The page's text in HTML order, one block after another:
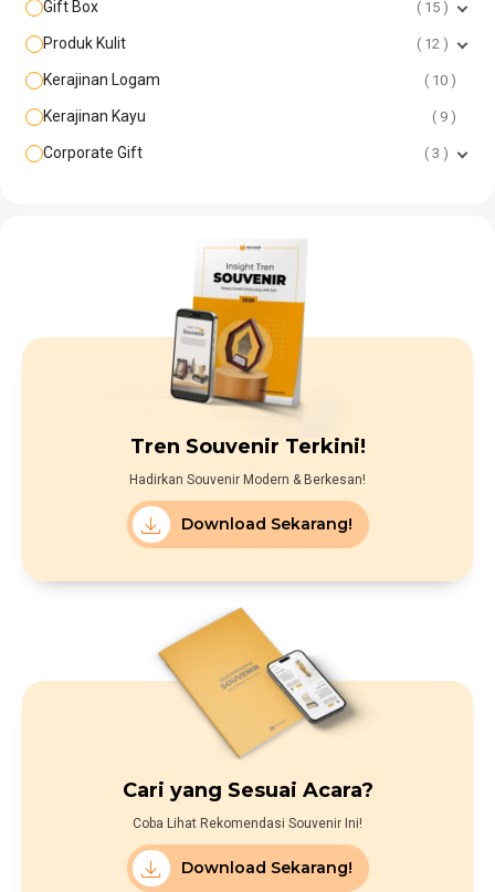
Gift Box 15
Produk Kulit 12
Kerajinan Logam 10
Kerajinan Kayu 9
Corporate Gift 3
Tren Souvenir Terkini!
Hadirkan Souvenir Modern & Berkesan!
Download Sekarang!
Cari yang Sesuai Acara?
Coba Lihat Rekomendasi Souvenir Ini!
Download Sekarang!